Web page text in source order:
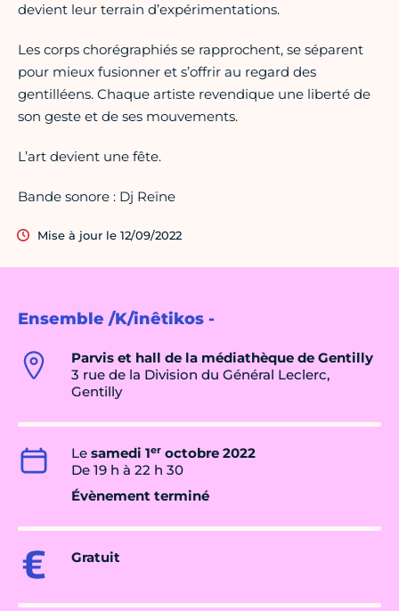
Ensemble /K/inêtikos -
Parvis et hall de la médiathèque de Gentilly
3 rue de la Division du Général Leclerc,
Gentilly
Le samedi 1er octobre 2022
De 19 h à 22 h 30
Évènement terminé
Gratuit
devient leur terrain d’expérimentations.
Les corps chorégraphiés se rapprochent, se séparent
pour mieux fusionner et s’offrir au regard des
gentilléens. Chaque artiste revendique une liberté de
son geste et de ses mouvements.
L’art devient une fête.
Bande sonore : Dj Reïne
Mise à jour le 12/09/2022